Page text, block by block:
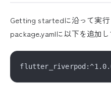
Getting startedに沿って実行
package.yamlに以下を追加し